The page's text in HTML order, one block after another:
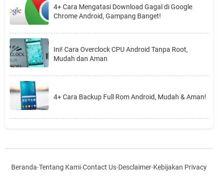
4+ Cara Mengatasi Download Gagal di Google
Chrome Android, Gampang Banget!
Ini! Cara Overclock CPU Android Tanpa Root,
Mudah dan Aman
4+ Cara Backup Full Rom Android, Mudah & Aman!
Beranda-Tentang Kami-Contact Us-Desclaimer-Kebijakan Privacy